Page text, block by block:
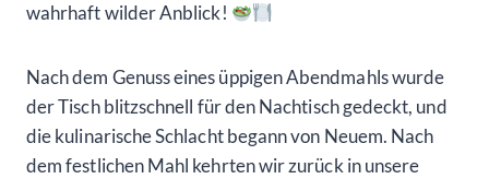
wahrhaft wilder Anblick!
Nach dem Genuss eines üppigen Abendmahls wurde
der Tisch blitzschnell für den Nachtisch gedeckt, und
die kulinarische Schlacht begann von Neuem. Nach
dem festlichen Mahl kehrten wir zurück in unsere